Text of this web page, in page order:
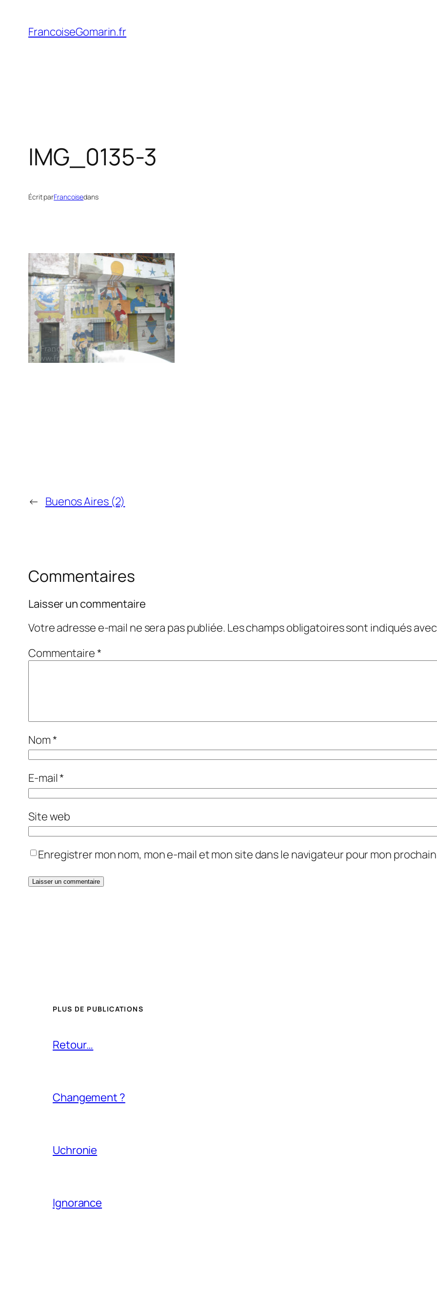
contenu
FrancoiseGomarin.fr
IMG_0135-3
Écrit parFrancoisedans
← Buenos Aires (2)
Commentaires
Laisser un commentaire
Votre adresse e-mail ne sera pas publiée. Les champs obligatoires sont indiqués
Commentaire*
Nom*
E-mail*
Site web
Enregistrer mon nom, mon e-mail et mon site dans le navigateur pour mon
PLUS DE PUBLICATIONS
Retour…
Changement ?
Uchronie
Ignorance